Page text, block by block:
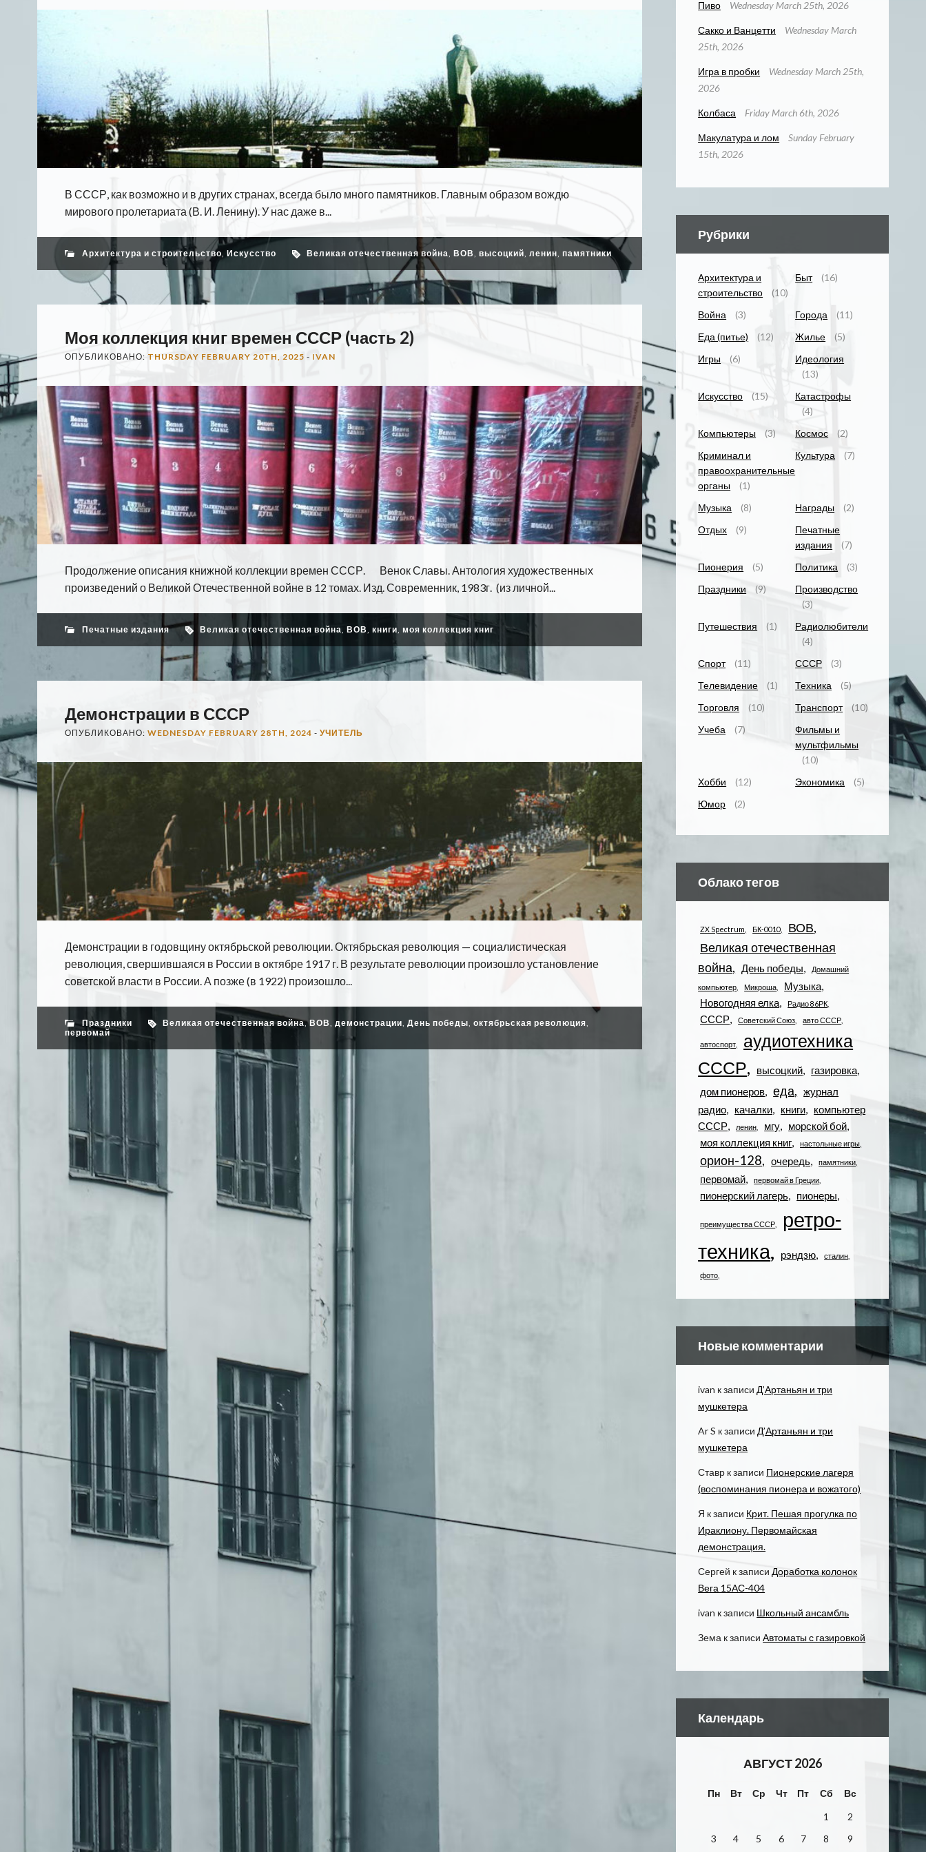
В СССР, как возможно и в других странах, всегда было много памятников. Главным образом вождю
мирового пролетариата (В. И. Ленину). У нас даже в...
Архитектура и строительство, Искусство Великая отечественная война, ВОВ, высоцкий, ленин, памятники
Моя коллекция книг времен СССР (часть 2)
ОПУБЛИКОВАНО: THURSDAY FEBRUARY 20TH, 2025 - IVAN
Продолжение описания книжной коллекции времен СССР. Венок Славы. Антология художественных
произведений о Великой Отечественной войне в 12 томах. Изд. Современник, 1983г. (из личной...
Печатные издания Великая отечественная война, ВОВ, книги, моя коллекция книг
Демонстрации в СССР
ОПУБЛИКОВАНО: WEDNESDAY FEBRUARY 28TH, 2024 - УЧИТЕЛЬ
Демонстрации в годовщину октябрьской революции. Октябрьская революция — социалистическая
революция, свершившаяся в России в октябре 1917 г. В результате революции произошло установление
советской власти в России. А позже (в 1922) произошло...
Праздники Великая отечественная война,ВОВ, демонстрации, День победы, октябрьская революция,
первомай
Пиво Wednesday March 25th, 2026
Сакко и Ванцетти
Wednesday March
25th, 2026
Игра в пробки
Wednesday March 25th,
2026
Колбаса Friday March 6th, 2026
Макулатура и лом
Sunday February
15th, 2026
Рубрики
Архитектура и
строительство
(10)
Быт (16)
Война (3) Города
(11)
Еда (питье)
(12) Жилье
(5)
Игры
(6)
Идеология
(13)
Искусство
(15)
Катастрофы
(4)
Компьютеры
(3) Космос
(2)
Криминал и
правоохранительные
органы
(1)
Культура (7)
Музыка (8) Награды
(2)
Отдых
(9)
Печатные
издания
(7)
Пионерия
(5) Политика
(3)
Праздники
(9)
Производство
(3)
Путешествия
(1)
Радиолюбители
(4)
Спорт
(11) СССР
(3)
Телевидение
(1) Техника
(5)
Торговля
(10) Транспорт
(10)
Учеба
(7)
Фильмы и
мультфильмы
(10)
Хобби
(12) Экономика
(5)
Юмор
(2)
Облако тегов
ZX Spectrum БК-0010
ВОВ
Великая отечественная
война
День победы
Домашний
компьютер
Микроша
Музыка
Новогодняя елка
Радио 86РК
СССР Советский Союз авто СССР
автоспорт
аудиотехника
СССР
высоцкий
газировка
дом пионеров
еда
журнал
радио
качалки книги
компьютер
СССР
ленин мгу
морской бой
моя коллекция книг
настольные игры
орион-128 очередь памятники
первомай первомай в Греции
пионерский лагерь пионеры
преимущества СССР
ретро-
техника
рэндзю сталин
фото
Новые комментарии
ivan к записи Д’Артаньян и три
мушкетера
Ar S к записи Д’Артаньян и три
мушкетера
Ставр к записи Пионерские лагеря
(воспоминания пионера и вожатого)
Я к записи Крит. Пешая прогулка по
Ираклиону. Первомайская
демонстрация.
Сергей к записи Доработка колонок
Вега 15АС-404
ivan к записи Школьный ансамбль
Зема к записиАвтоматы с газировкой
Календарь
АВГУСТ 2026
Пн Вт Ср Чт Пт Сб
Вс
1
2
3
4 5 6 7 8 9